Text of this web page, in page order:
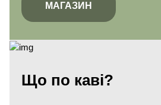
МАГАЗИН
Що по каві?